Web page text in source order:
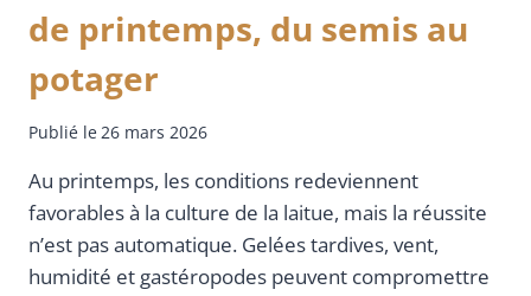
de printemps, du semis au
potager
Publié le 26 mars 2026
Au printemps, les conditions redeviennent
favorables à la culture de la laitue, mais la réussite
n’est pas automatique. Gelées tardives, vent,
humidité et gastéropodes peuvent compromettre